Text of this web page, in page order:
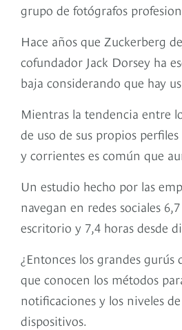
grupo de fotógrafos
Hace años que Zuckerberg
cofundador Jack Dorsey ha
baja considerando que hay
Mientras la tendencia entre
de uso de sus propios
y corrientes es común que
Un estudio hecho por las
navegan en redes sociales
escritorio y 7,4 horas desde
¿Entonces los grandes
que conocen los métodos
notificaciones y los niveles
dispositivos.